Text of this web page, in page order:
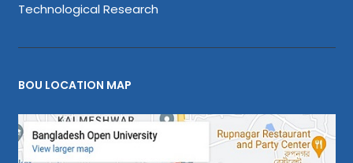
Technological Research
BOU LOCATION MAP